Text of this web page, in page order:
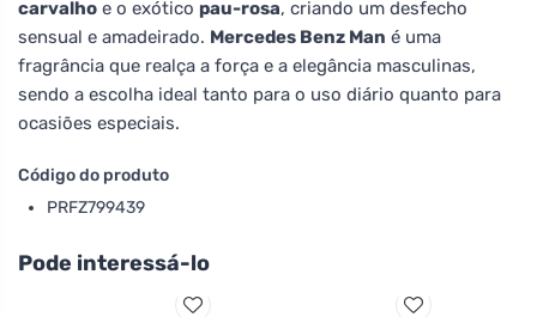
carvalho e o exótico pau-rosa, criando um desfecho
sensual e amadeirado. Mercedes Benz Man é uma
fragrância que realça a força e a elegância masculinas,
sendo a escolha ideal tanto para o uso diário quanto para
ocasiões especiais.
Código do produto
PRFZ799439
Pode interessá-lo